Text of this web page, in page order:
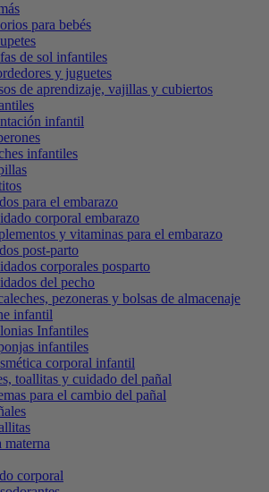
para bebés
de sol infantiles
y juguetes
de aprendizaje, vajillas y cubiertos
infantil
infantiles
para el embarazo
corporal embarazo
y vitaminas para el embarazo
post-parto
corporales posparto
del pecho
pezoneras y bolsas de almacenaje
infantil
Infantiles
infantiles
corporal infantil
toallitas y cuidado del pañal
para el cambio del pañal
materna
corporal